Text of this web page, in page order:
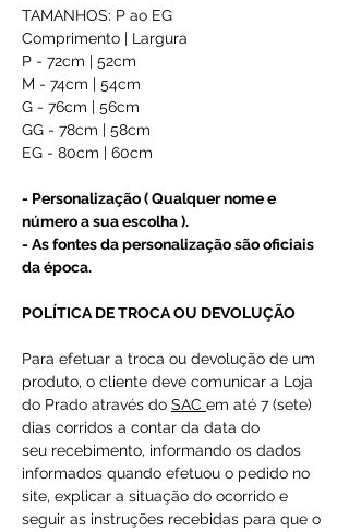
TAMANHOS: P ao EG
Comprimento | Largura
P - 72cm | 52cm
M - 74cm | 54cm
G - 76cm | 56cm
GG - 78cm | 58cm
EG - 80cm | 60cm
- Personalização ( Qualquer nome e
número a sua escolha ).
- As fontes da personalização são oficiais
da época.
POLÍTICA DE TROCA OU DEVOLUÇÃO
Para efetuar a troca ou devolução de um
produto, o cliente deve comunicar a Loja
do Prado através do SAC em até 7 (sete)
dias corridos a contar da data do
seu recebimento, informando os dados
informados quando efetuou o pedido no
site, explicar a situação do ocorrido e
seguir as instruções recebidas para que o